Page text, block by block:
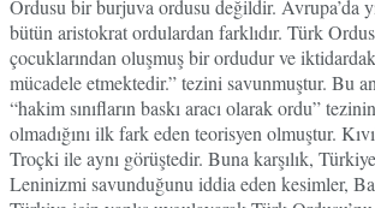
Ordusu bir burjuva ordusu değildir. Avrupa’da
bütün aristokrat ordulardan farklıdır. Türk
çocuklarından oluşmuş bir ordudur ve
mücadele etmektedir.” tezini savunmuştur. Bu
“hakim sınıfların baskı aracı olarak ordu”
olmadığını ilk fark eden teorisyen olmuştur.
Troçki ile aynı görüştedir. Buna karşılık,
Leninizmi savunduğunu iddia eden kesimler,